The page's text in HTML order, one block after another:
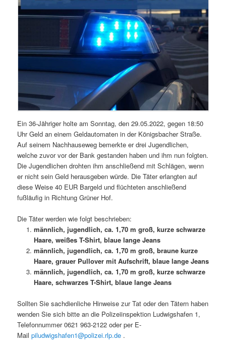
Ein 36-Jähriger holte am Sonntag, den 29.05.2022, gegen 18:50
Uhr Geld an einem Geldautomaten in der Königsbacher Straße.
Auf seinem Nachhauseweg bemerkte er drei Jugendlichen,
welche zuvor vor der Bank gestanden haben und ihm nun folgten.
Die Jugendlichen drohten ihm anschließend mit Schlägen, wenn
er nicht sein Geld herausgeben würde. Die Täter erlangten auf
diese Weise 40 EUR Bargeld und flüchteten anschließend
fußläufig in Richtung Grüner Hof.
Die Täter werden wie folgt beschrieben:
männlich, jugendlich, ca. 1,70 m groß, kurze schwarze
Haare, weißes T-Shirt, blaue lange Jeans
männlich, jugendlich, ca. 1,70 m groß, braune kurze
Haare, grauer Pullover mit Aufschrift, blaue lange Jeans
männlich, jugendlich, ca. 1,70 m groß, kurze schwarze
Haare, schwarzes T-Shirt, blaue lange Jeans
Sollten Sie sachdienliche Hinweise zur Tat oder den Tätern haben
wenden Sie sich bitte an die Polizeiinspektion Ludwigshafen 1,
Telefonnummer 0621 963-2122 oder per E-
Mailpiludwigshafen1@polizei.rlp.de .